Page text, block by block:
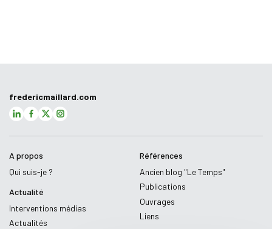
fredericmaillard.com
A propos
Qui suis-je ?
Actualité
Interventions médias
Actualités
Références
Ancien blog "Le Temps"
Publications
Ouvrages
Liens